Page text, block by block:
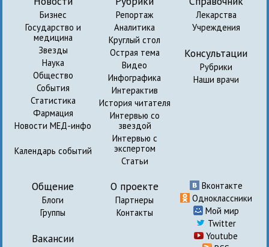
Бизнес
Государство и
медицина
Звезды
Наука
Общество
События
Статистика
Фармация
Новости МЕД-инфо
Календарь событий
Репортаж
Аналитика
Круглый стол
Острая тема
Видео
Инфографика
Интерактив
История читателя
Интервью со
звездой
Интервью с
экспертом
Статьи
Лекарства
Учреждения
Консультации
Рубрики
Наши врачи
Общение
Блоги
Группы
Вакансии
О проекте
Партнеры
Контакты
Вконтакте
Одноклассники
Мой мир
Twitter
Youtube